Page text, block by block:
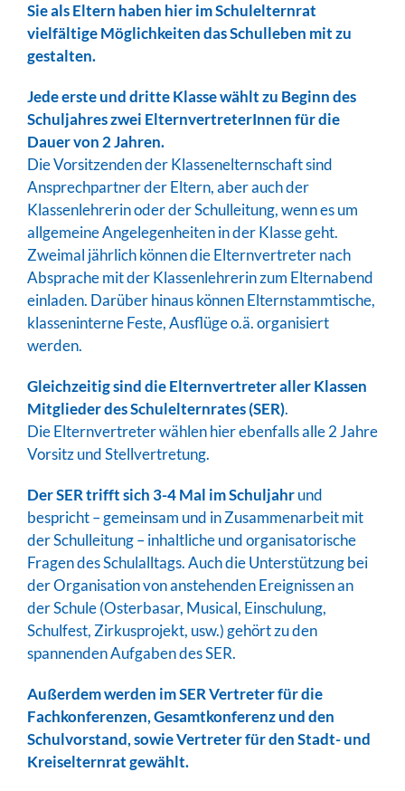
Sie als Eltern haben hier im Schulelternrat
vielfältige Möglichkeiten das Schulleben mit zu
gestalten.
Jede erste und dritte Klasse wählt zu Beginn des
Schuljahres zwei ElternvertreterInnen für die
Dauer von 2 Jahren.
Die Vorsitzenden der Klassenelternschaft sind
Ansprechpartner der Eltern, aber auch der
Klassenlehrerin oder der Schulleitung, wenn es um
allgemeine Angelegenheiten in der Klasse geht.
Zweimal jährlich können die Elternvertreter nach
Absprache mit der Klassenlehrerin zum Elternabend
einladen. Darüber hinaus können Elternstammtische,
klasseninterne Feste, Ausflüge o.ä. organisiert
werden.
Gleichzeitig sind die Elternvertreter aller Klassen
Mitglieder des Schulelternrates (SER).
Die Elternvertreter wählen hier ebenfalls alle 2 Jahre
Vorsitz und Stellvertretung.
Der SER trifft sich 3-4 Mal im Schuljahrund
bespricht – gemeinsam und in Zusammenarbeit mit
der Schulleitung – inhaltliche und organisatorische
Fragen des Schulalltags. Auch die Unterstützung bei
der Organisation von anstehenden Ereignissen an
der Schule (Osterbasar, Musical, Einschulung,
Schulfest, Zirkusprojekt, usw.) gehört zu den
spannenden Aufgaben des SER.
Außerdem werden im SER Vertreter für die
Fachkonferenzen, Gesamtkonferenz und den
Schulvorstand, sowie Vertreter für den Stadt- und
Kreiselternrat gewählt.